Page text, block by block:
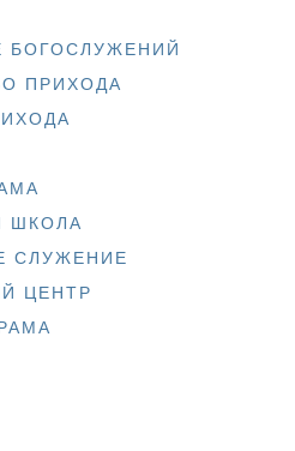
БОГОСЛУЖЕНИЙ
ПРИХОДА
ШКОЛА
СЛУЖЕНИЕ
ЦЕНТР